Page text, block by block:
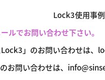
Lock3使用事
ルでお問い合わせ下さい。
Lock3」のお問い合わせは、
お問い合わせは、